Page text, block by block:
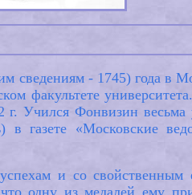
сведениям - 1745) года в
факультете
Учился Фонвизин
газете «Московские
и со
одну из медалей ему